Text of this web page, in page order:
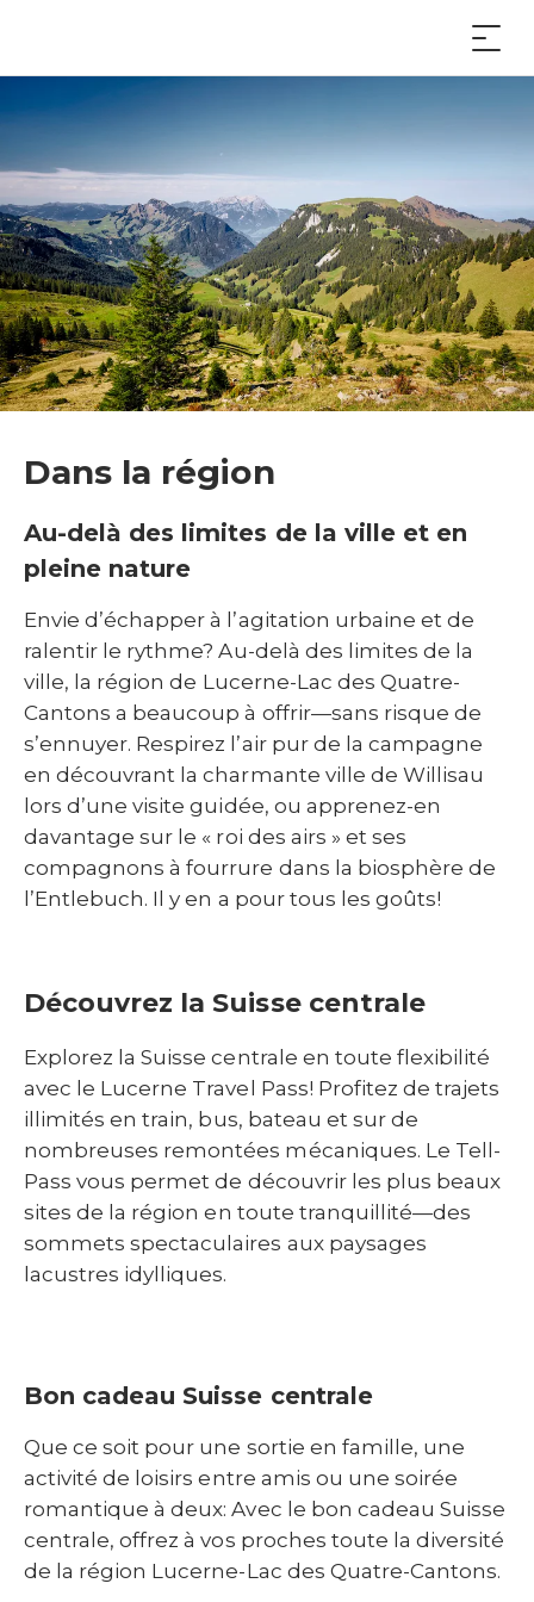
Dans la région
Au-delà des limites de la ville et en
pleine nature
Envie d’échapper à l’agitation urbaine et de
ralentir le rythme? Au-delà des limites de la
ville, la région de Lucerne-Lac des Quatre-
Cantons a beaucoup à offrir—sans risque de
s’ennuyer. Respirez l’air pur de la campagne
en découvrant la charmante ville de Willisau
lors d’une visite guidée, ou apprenez-en
davantage sur le « roi des airs » et ses
compagnons à fourrure dans la biosphère de
l’Entlebuch. Il y en a pour tous les goûts!
Découvrez la Suisse centrale
Explorez la Suisse centrale en toute flexibilité
avec le Lucerne Travel Pass! Profitez de trajets
illimités en train, bus, bateau et sur de
nombreuses remontées mécaniques. Le Tell-
Pass vous permet de découvrir les plus beaux
sites de la région en toute tranquillité—des
sommets spectaculaires aux paysages
lacustres idylliques.
Bon cadeau Suisse centrale
Que ce soit pour une sortie en famille, une
activité de loisirs entre amis ou une soirée
romantique à deux: Avec le bon cadeau Suisse
centrale, offrez à vos proches toute la diversité
de la région Lucerne-Lac des Quatre-Cantons.